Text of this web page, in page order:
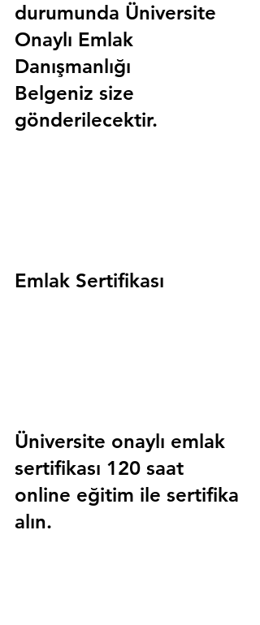
durumunda Üniversite
Onaylı Emlak
Danışmanlığı
Belgeniz size
gönderilecektir.
Emlak Sertifikası
Üniversite onaylı emlak
sertifikası 120 saat
online eğitim ile sertifika
alın.